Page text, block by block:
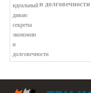
и долговечности